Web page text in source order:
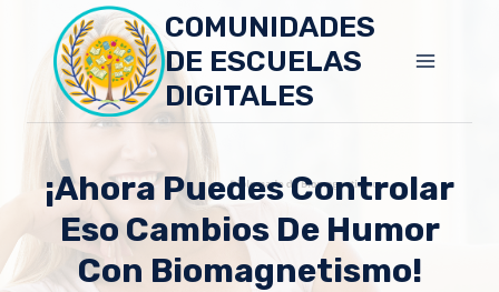
content
COMUNIDADES
DE ESCUELAS
DIGITALES
¡Ahora Puedes Controlar
Eso Cambios De Humor
Con Biomagnetismo!